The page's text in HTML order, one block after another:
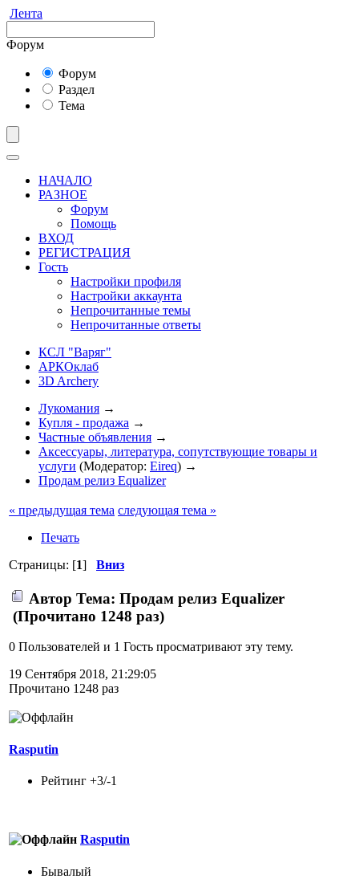
Лента
Форум
Форум
Раздел
Тема
НАЧАЛО
РАЗНОЕ
Форум
Помощь
ВХОД
РЕГИСТРАЦИЯ
Гость
Настройки профиля
Настройки аккаунта
Непрочитанные темы
Непрочитанные ответы
КСЛ "Варяг"
АРКОклаб
3D Archery
Лукомания →
Купля - продажа →
Частные объявления →
Аксессуары, литература, сопутствующие товары и
услуги (Модератор: Eireq) →
Продам релиз Equalizer
« предыдущая тема следующая тема »
Печать
Страницы: [1] Вниз
Автор Тема: Продам релиз Equalizer
(Прочитано 1248 раз)
0 Пользователей и 1 Гость просматривают эту тему.
19 Сентября 2018, 21:29:05
Прочитано 1248 раз
Rasputin
Рейтинг +3/-1
Rasputin
Бывалый